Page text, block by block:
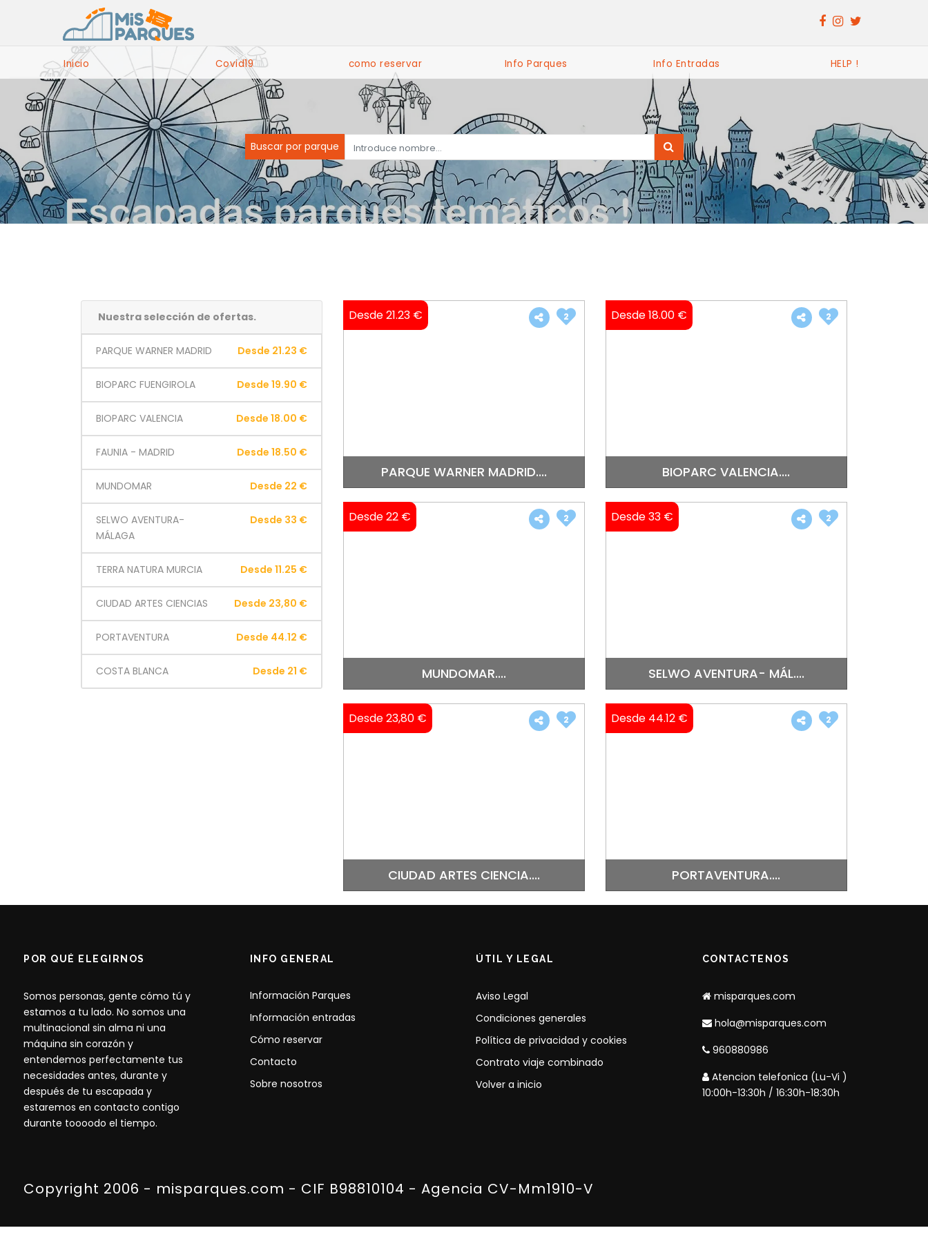
Inicio Covid19 como reservar Info Parques Info Entradas HELP !
Buscar por parque
Nuestra selección de ofertas.
PARQUE WARNER MADRID Desde 21.23 €
BIOPARC FUENGIROLA Desde 19.90 €
BIOPARC VALENCIA Desde 18.00 €
FAUNIA - MADRID Desde 18.50 €
MUNDOMAR Desde 22 €
SELWO AVENTURA-
MÁLAGA
Desde 33 €
TERRA NATURA MURCIA Desde 11.25 €
CIUDAD ARTES CIENCIAS Desde 23,80 €
PORTAVENTURA Desde 44.12 €
COSTA BLANCA Desde 21 €
Desde 21.23 €
PARQUE WARNER MADRID....
2 Desde 18.00 €
BIOPARC VALENCIA....
2
Desde 22 €
MUNDOMAR....
2 Desde 33 €
SELWO AVENTURA- MÁL....
2
Desde 23,80 €
CIUDAD ARTES CIENCIA....
2 Desde 44.12 €
PORTAVENTURA....
2
POR QUÉ ELEGIRNOS
Somos personas, gente cómo tú y
estamos a tu lado. No somos una
multinacional sin alma ni una
máquina sin corazón y
entendemos perfectamente tus
necesidades antes, durante y
después de tu escapada y
estaremos en contacto contigo
durante toooodo el tiempo.
INFO GENERAL
Información Parques
Información entradas
Cómo reservar
Contacto
Sobre nosotros
ÚTIL Y LEGAL
Aviso Legal
Condiciones generales
Política de privacidad y cookies
Contrato viaje combinado
Volver a inicio
CONTACTENOS
misparques.com
hola@misparques.com
960880986
Atencion telefonica (Lu-Vi )
10:00h-13:30h / 16:30h-18:30h
Copyright 2006 - misparques.com - CIF B98810104 - Agencia CV-Mm1910-V